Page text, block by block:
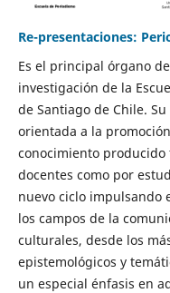
Re-presentaciones:
Es el principal órgano
investigación de la
de Santiago de Chile.
orientada a la
conocimiento
docentes como por
nuevo ciclo impulsando
los campos de la
culturales, desde los
epistemológicos y
un especial énfasis en